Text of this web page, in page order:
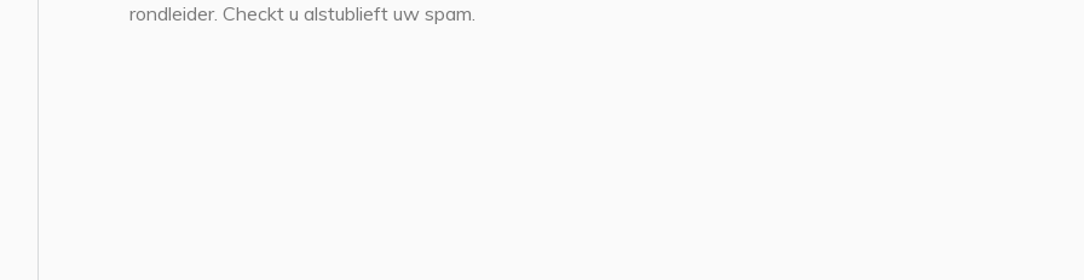
rondleider. Checkt u alstublieft uw spam.